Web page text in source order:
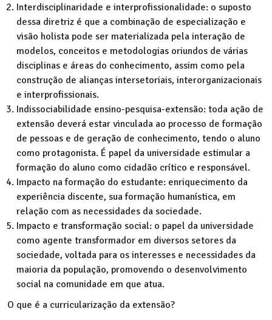
Interdisciplinaridade e interprofissionalidade: o suposto
dessa diretriz é que a combinação de especialização e
visão holista pode ser materializada pela interação de
modelos, conceitos e metodologias oriundos de várias
disciplinas e áreas do conhecimento, assim como pela
construção de alianças intersetoriais, interorganizacionais
e interprofissionais.
Indissociabilidade ensino-pesquisa-extensão: toda ação de
extensão deverá estar vinculada ao processo de formação
de pessoas e de geração de conhecimento, tendo o aluno
como protagonista. É papel da universidade estimular a
formação do aluno como cidadão crítico e responsável.
Impacto na formação do estudante: enriquecimento da
experiência discente, sua formação humanística, em
relação com as necessidades da sociedade.
Impacto e transformação social: o papel da universidade
como agente transformador em diversos setores da
sociedade, voltada para os interesses e necessidades da
maioria da população, promovendo o desenvolvimento
social na comunidade em que atua.
O que é a curricularização da extensão?